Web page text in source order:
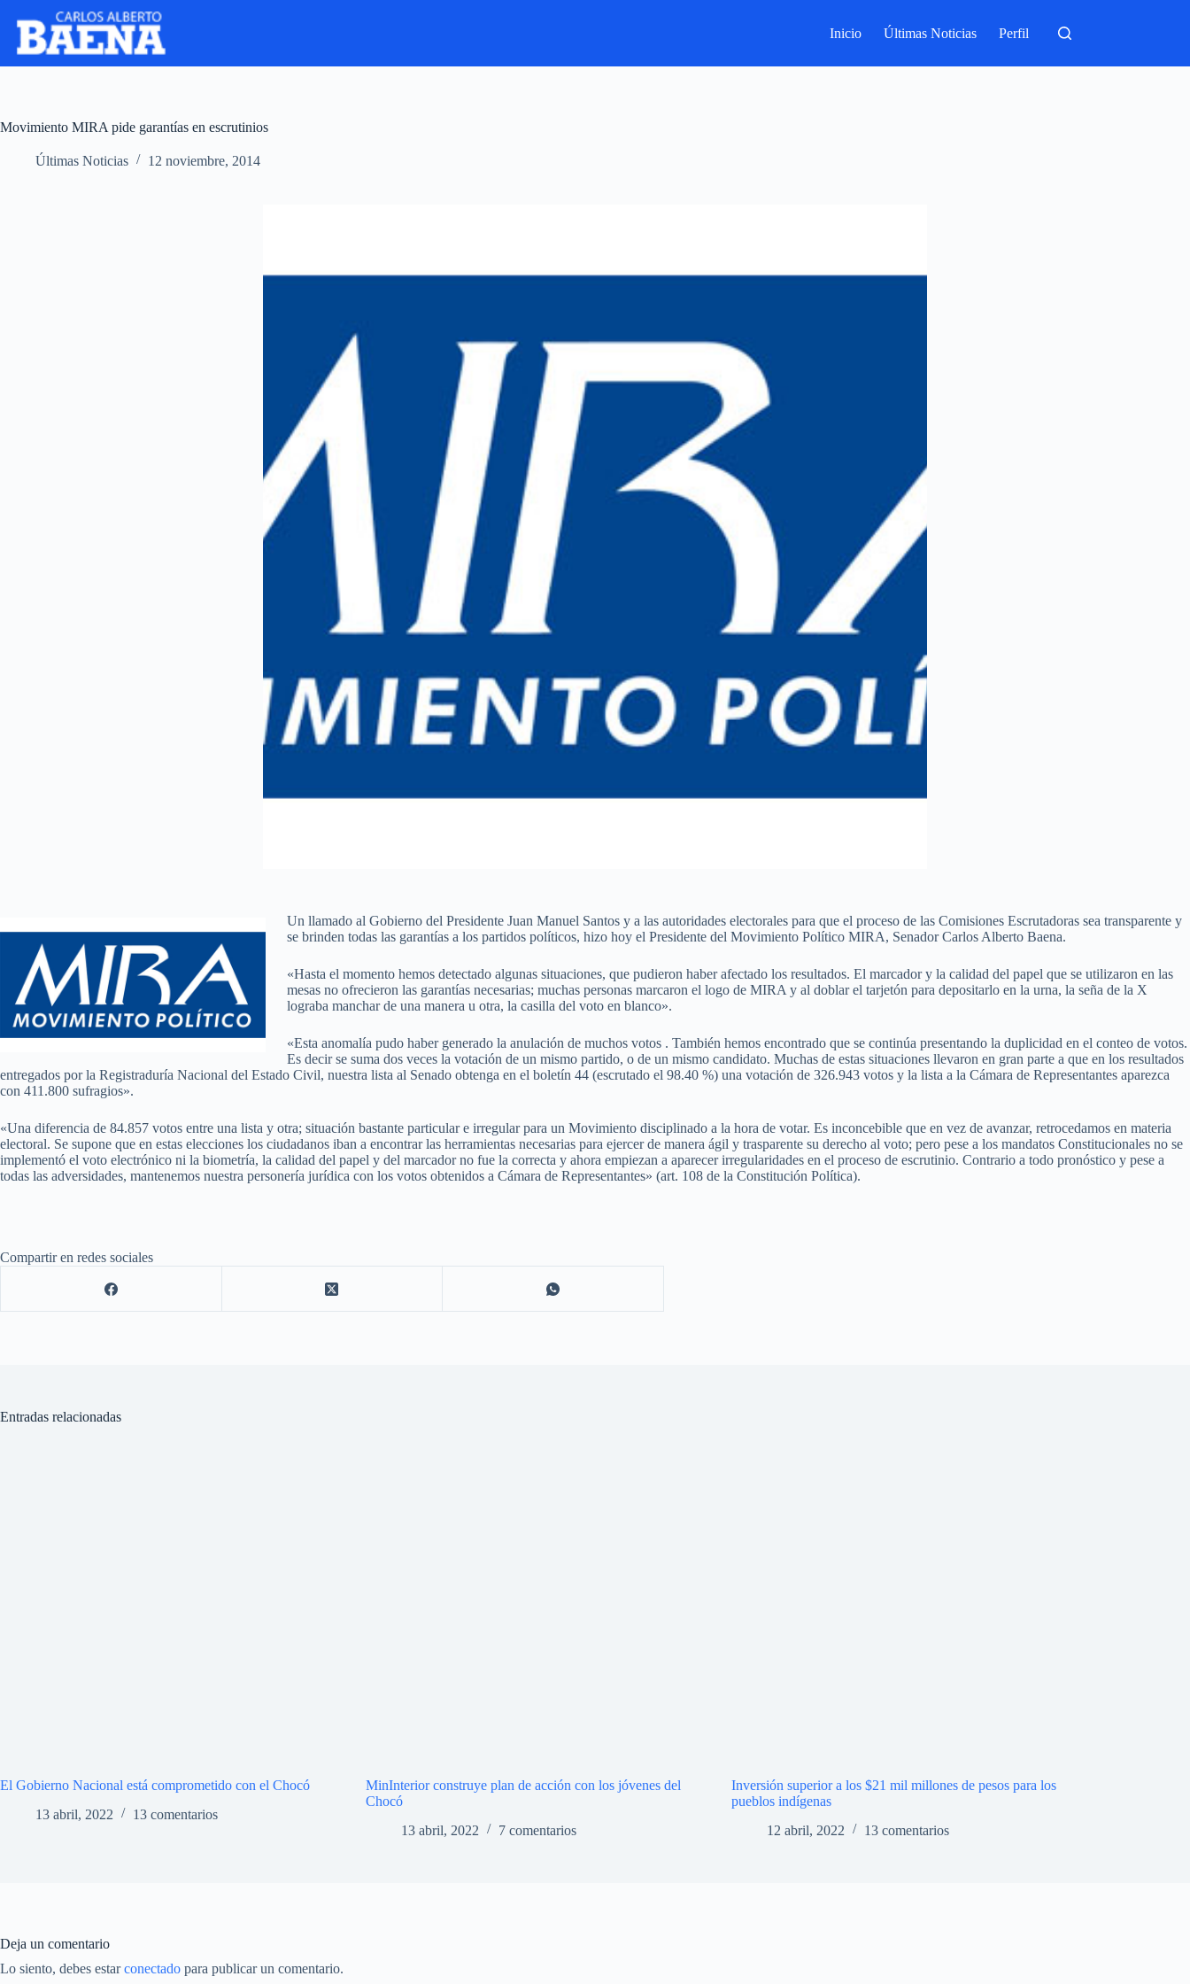
Inicio Últimas Noticias Perfil
Movimiento MIRA pide garantías en escrutinios
Últimas Noticias 12 noviembre, 2014
Un llamado al Gobierno del Presidente Juan Manuel Santos y a las autoridades electorales para que el proceso de las Comisiones Escrutadoras sea transparente y
se brinden todas las garantías a los partidos políticos, hizo hoy el Presidente del Movimiento Político MIRA, Senador Carlos Alberto Baena.
«Hasta el momento hemos detectado algunas situaciones, que pudieron haber afectado los resultados. El marcador y la calidad del papel que se utilizaron en las
mesas no ofrecieron las garantías necesarias; muchas personas marcaron el logo de MIRA y al doblar el tarjetón para depositarlo en la urna, la seña de la X
lograba manchar de una manera u otra, la casilla del voto en blanco».
«Esta anomalía pudo haber generado la anulación de muchos votos . También hemos encontrado que se continúa presentando la duplicidad en el conteo de votos.
Es decir se suma dos veces la votación de un mismo partido, o de un mismo candidato. Muchas de estas situaciones llevaron en gran parte a que en los resultados
entregados por la Registraduría Nacional del Estado Civil, nuestra lista al Senado obtenga en el boletín 44 (escrutado el 98.40 %) una votación de 326.943 votos y la lista a la Cámara de Representantes aparezca
con 411.800 sufragios».
«Una diferencia de 84.857 votos entre una lista y otra; situación bastante particular e irregular para un Movimiento disciplinado a la hora de votar. Es inconcebible que en vez de avanzar, retrocedamos en materia
electoral. Se supone que en estas elecciones los ciudadanos iban a encontrar las herramientas necesarias para ejercer de manera ágil y trasparente su derecho al voto; pero pese a los mandatos Constitucionales no se
implementó el voto electrónico ni la biometría, la calidad del papel y del marcador no fue la correcta y ahora empiezan a aparecer irregularidades en el proceso de escrutinio. Contrario a todo pronóstico y pese a
todas las adversidades, mantenemos nuestra personería jurídica con los votos obtenidos a Cámara de Representantes» (art. 108 de la Constitución Política).
Compartir en redes sociales
Entradas relacionadas
El Gobierno Nacional está comprometido con el Chocó
13 abril, 2022
13 comentarios
MinInterior construye plan de acción con los jóvenes del
Chocó
13 abril, 2022
7 comentarios
Inversión superior a los $21 mil millones de pesos para los
pueblos indígenas
12 abril, 2022
13 comentarios
Deja un comentario
Lo siento, debes estarconectado para publicar un comentario.